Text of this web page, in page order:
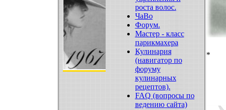
роста волос.
ЧаВо
Форум.
Мастер - класс
парикмахера
Кулинария
(навигатор по
форуму
кулинарных
рецептов).
FAQ (вопросы по
ведению сайта)
*